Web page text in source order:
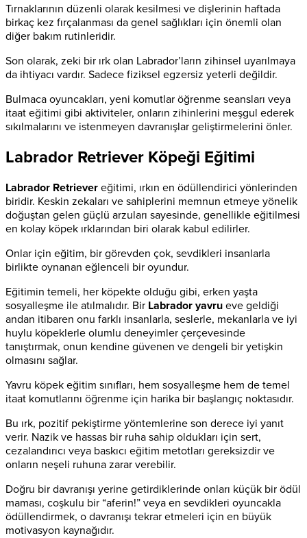
Tırnaklarının düzenli olarak kesilmesi ve dişlerinin haftada
birkaç kez fırçalanması da genel sağlıkları için önemli olan
diğer bakım rutinleridir.
Son olarak, zeki bir ırk olan Labrador’ların zihinsel uyarılmaya
da ihtiyacı vardır. Sadece fiziksel egzersiz yeterli değildir.
Bulmaca oyuncakları, yeni komutlar öğrenme seansları veya
itaat eğitimi gibi aktiviteler, onların zihinlerini meşgul ederek
sıkılmalarını ve istenmeyen davranışlar geliştirmelerini önler.
Labrador Retriever Köpeği Eğitimi
Labrador Retriever eğitimi, ırkın en ödüllendirici yönlerinden
biridir. Keskin zekaları ve sahiplerini memnun etmeye yönelik
doğuştan gelen güçlü arzuları sayesinde, genellikle eğitilmesi
en kolay köpek ırklarından biri olarak kabul edilirler.
Onlar için eğitim, bir görevden çok, sevdikleri insanlarla
birlikte oynanan eğlenceli bir oyundur.
Eğitimin temeli, her köpekte olduğu gibi, erken yaşta
sosyalleşme ile atılmalıdır. Bir Labrador yavru eve geldiği
andan itibaren onu farklı insanlarla, seslerle, mekanlarla ve iyi
huylu köpeklerle olumlu deneyimler çerçevesinde
tanıştırmak, onun kendine güvenen ve dengeli bir yetişkin
olmasını sağlar.
Yavru köpek eğitim sınıfları, hem sosyalleşme hem de temel
itaat komutlarını öğrenme için harika bir başlangıç noktasıdır.
Bu ırk, pozitif pekiştirme yöntemlerine son derece iyi yanıt
verir. Nazik ve hassas bir ruha sahip oldukları için sert,
cezalandırıcı veya baskıcı eğitim metotları gereksizdir ve
onların neşeli ruhuna zarar verebilir.
Doğru bir davranışı yerine getirdiklerinde onları küçük bir ödül
maması, coşkulu bir “aferin!” veya en sevdikleri oyuncakla
ödüllendirmek, o davranışı tekrar etmeleri için en büyük
motivasyon kaynağıdır.